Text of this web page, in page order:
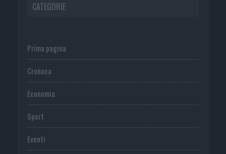
CATEGORIE
Prima pagina
Cronaca
Economia
Sport
Eventi